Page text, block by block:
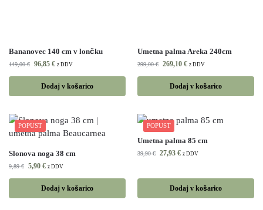
Bananovec 140 cm v lončku
149,00€ 96,85 € z DDV
Dodaj v košarico
Umetna palma Areka 240cm
299,00€ 269,10 € z DDV
Dodaj v košarico
POPUST
Slonova noga 38 cm
9,89€ 5,90 € z DDV
Dodaj v košarico
POPUST
Umetna palma 85 cm
39,90€ 27,93 € z DDV
Dodaj v košarico